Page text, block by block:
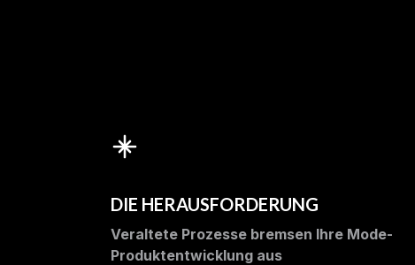
DIE HERAUSFORDERUNG
Veraltete Prozesse bremsen Ihre Mode-
Produktentwicklung aus